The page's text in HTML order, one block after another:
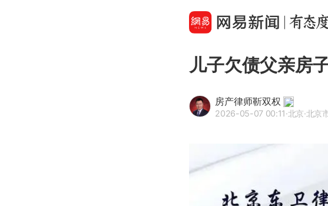
儿子欠债父亲房
房产律师靳双权
2026-05-07 00:11·北京·北京